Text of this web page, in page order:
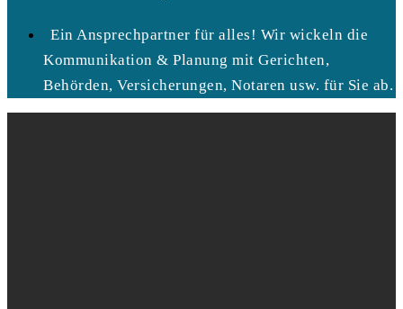
Ein Ansprechpartner für alles! Wir wickeln die
Kommunikation & Planung mit Gerichten,
Behörden, Versicherungen, Notaren usw. für Sie ab.